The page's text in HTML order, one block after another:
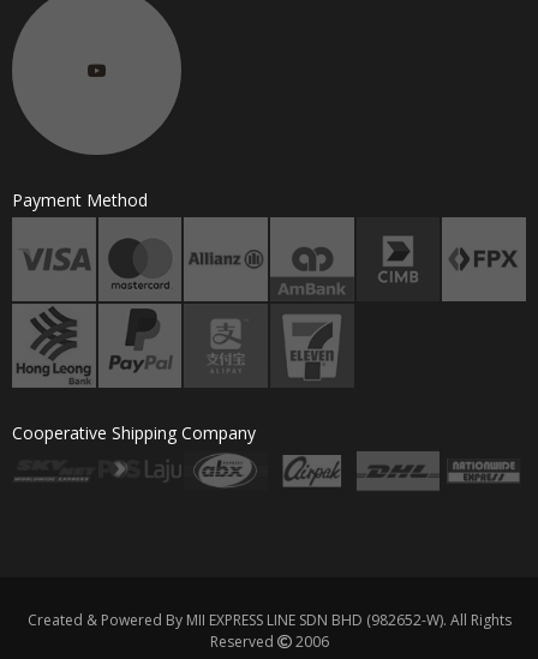
Payment Method
Cooperative Shipping Company
Created & Powered By MII EXPRESS LINE SDN BHD (982652-W). All Rights
Reserved
2006